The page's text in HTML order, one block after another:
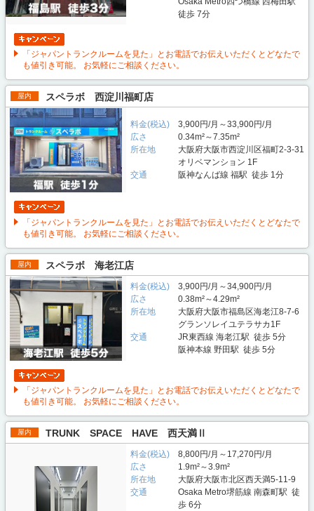
徒歩 7分
「ジャパントランクルームを見た」とお電話でお伝えいただくとどなたで
も値引き可能。 お気軽にご相談ください。
屋内 スペラボ 西淀川福町店
料金(税込)
3,900円/月～33,900円/月
広さ
0.34m²～7.35m²
所在地
大阪府大阪市西淀川区福町2-3-31
オリベマンション 1F
交通
阪神なんば線 福駅 徒歩 1分
「ジャパントランクルームを見た」とお電話でお伝えいただくとどなたで
も値引き可能。 お気軽にご相談ください。
屋内 スペラボ 海老江店
料金(税込)
3,900円/月～34,900円/月
広さ
0.38m²～4.29m²
所在地
大阪府大阪市福島区海老江8-7-6
グランソレイユテラサカ1F
交通
JR東西線 海老江駅 徒歩 5分
阪神本線 野田駅 徒歩 5分
「ジャパントランクルームを見た」とお電話でお伝えいただくとどなたで
も値引き可能。 お気軽にご相談ください。
屋内 TRUNK SPACE HAVE 西天満Ⅱ
料金(税込)
8,800円/月～17,270円/月
広さ
1.9m²～3.9m²
所在地
大阪府大阪市北区西天満5-11-9
交通
Osaka Metro堺筋線 南森町駅 徒
歩 6分